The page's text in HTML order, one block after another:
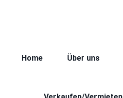
Home Über uns